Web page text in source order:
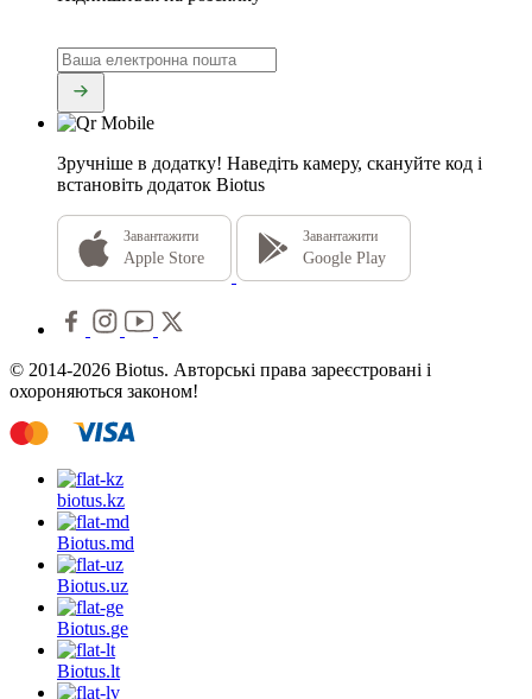
Зручніше в додатку! Наведіть камеру, скануйте код і
встановіть додаток Biotus
Завантажити
Apple Store
Завантажити
Google Play
© 2014-2026 Biotus. Авторські права зареєстровані і
охороняються законом!
biotus.kz
Biotus.md
Biotus.uz
Biotus.ge
Biotus.lt